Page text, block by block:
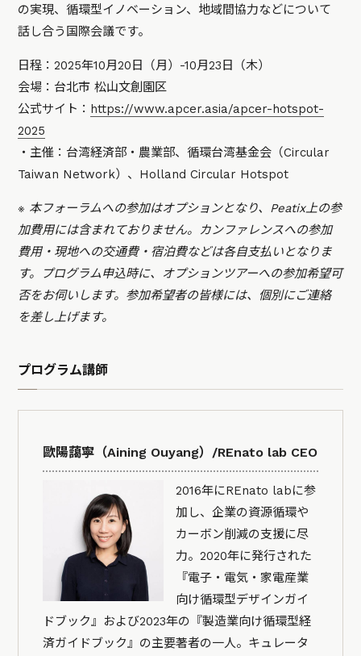
の実現、循環型イノベーション、地域間協力などについて
話し合う国際会議です。
日程：2025年10月20日（月）-10月23日（木）
会場：台北市 松山文創園区
公式サイト： https://www.apcer.asia/apcer-hotspot-
2025
・主催：台湾経済部・農業部、循環台湾基金会（Circular
Taiwan Network）、Holland Circular Hotspot
※ 本フォーラムへの参加はオプションとなり、Peatix上の参
加費用には含まれておりません。カンファレンスへの参加
費用・現地への交通費・宿泊費などは各自支払いとなりま
す。プログラム申込時に、オプションツアーへの参加希望可
否をお伺いします。参加希望者の皆様には、個別にご連絡
を差し上げます。
プログラム講師
歐陽藹寧（Aining Ouyang）/REnato lab CEO
2016年にREnato labに参
加し、企業の資源循環や
カーボン削減の支援に尽
力。2020年に発行された
『電子・電気・家電産業
向け循環型デザインガイ
ドブック』および2023年の『製造業向け循環型経
済ガイドブック』の主要著者の一人。キュレータ